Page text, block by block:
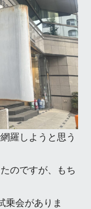
羅しようと思う
のですが、もち
乗会がありま